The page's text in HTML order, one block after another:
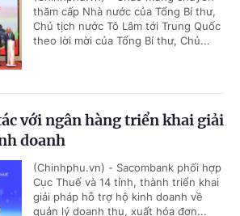
thăm cấp Nhà nước của Tổng Bí thư,
Chủ tịch nước Tô Lâm tới Trung Quốc
theo lời mời của Tổng Bí thư, Chủ...
với ngân hàng triển khai giải
doanh
(Chinhphu.vn) - Sacombank phối hợp
Cục Thuế và 14 tỉnh, thành triển khai
giải pháp hỗ trợ hộ kinh doanh về
quản lý doanh thu, xuất hóa đơn...